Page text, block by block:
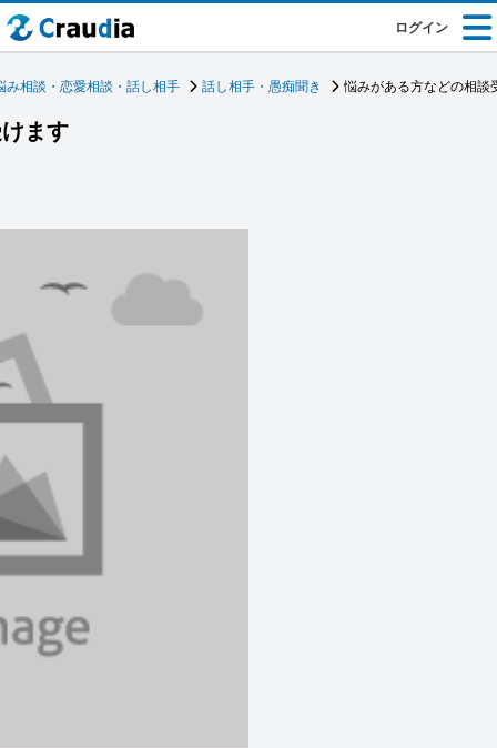
ログイン
み相談・恋愛相談・話し相手 話し相手・愚痴聞き 悩みがある方などの相談
ます